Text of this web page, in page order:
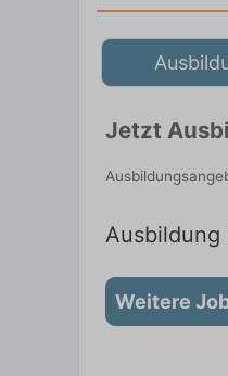
Jetzt
Ausbildung
Weitere